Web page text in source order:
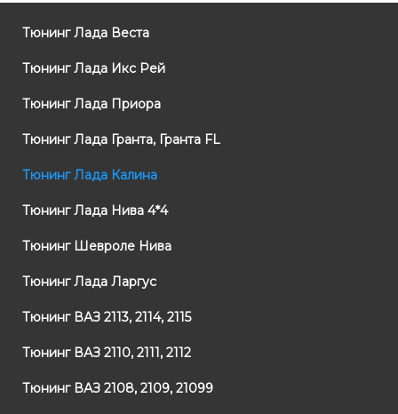
Тюнинг Лада Веста
Тюнинг Лада Икс Рей
Тюнинг Лада Приора
Тюнинг Лада Гранта, Гранта FL
Тюнинг Лада Калина
Тюнинг Лада Нива 4*4
Тюнинг Шевроле Нива
Тюнинг Лада Ларгус
Тюнинг ВАЗ 2113, 2114, 2115
Тюнинг ВАЗ 2110, 2111, 2112
Тюнинг ВАЗ 2108, 2109, 21099